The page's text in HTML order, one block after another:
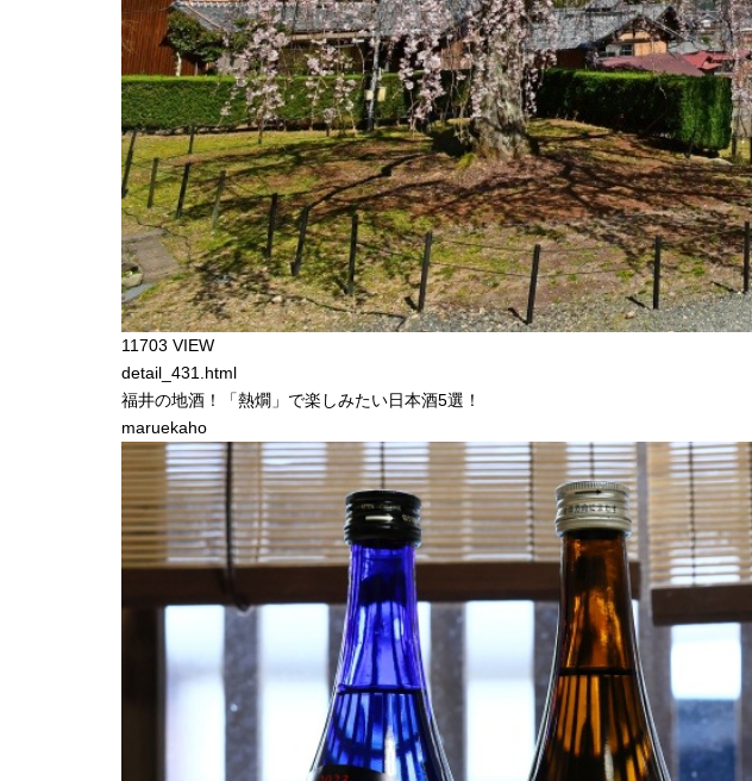
11703 VIEW
detail_431.html
福井の地酒！「熱燗」で楽しみたい日本酒5選！
maruekaho